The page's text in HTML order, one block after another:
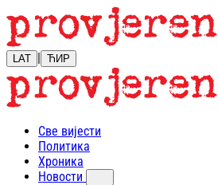
LAT | ЋИР
Све вијести
Политика
Хроника
Новости